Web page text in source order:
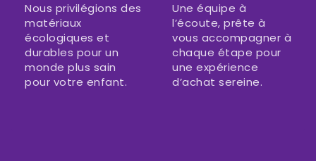
Nous privilégions des
matériaux
écologiques et
durables pour un
monde plus sain
pour votre enfant.
Une équipe à
l’écoute, prête à
vous accompagner à
chaque étape pour
une expérience
d’achat sereine.